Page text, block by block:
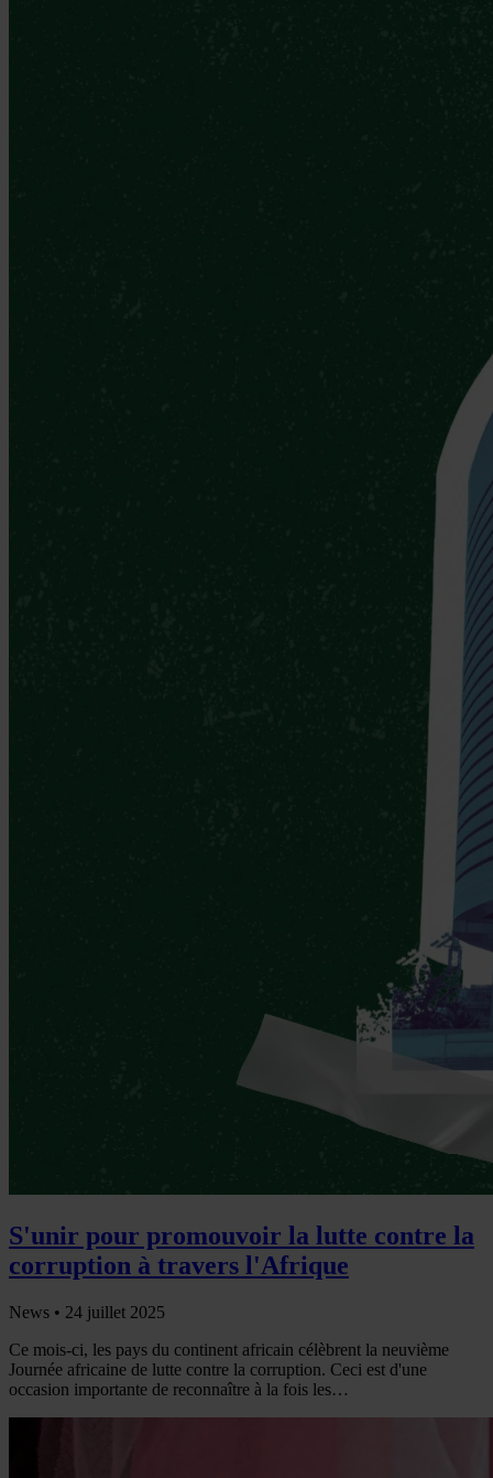
S'unir pour promouvoir la lutte contre la
corruption à travers l'Afrique
News • 24 juillet 2025
Ce mois-ci, les pays du continent africain célèbrent la neuvième
Journée africaine de lutte contre la corruption. Ceci est d'une
occasion importante de reconnaître à la fois les…